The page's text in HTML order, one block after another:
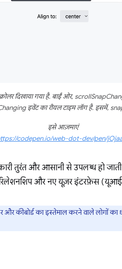
दिखाया गया है. बाईं ओर,
इवेंट का रीयल टाइम लॉग है. इसमें,
इसे आज़माएं
codepen.io/web-dot-dev/pen/
तुरंत और आसानी से उपलब्ध हो
और नए यूज़र इंटरफ़ेस
और कीबोर्ड का इस्तेमाल करने वाले लोगों का